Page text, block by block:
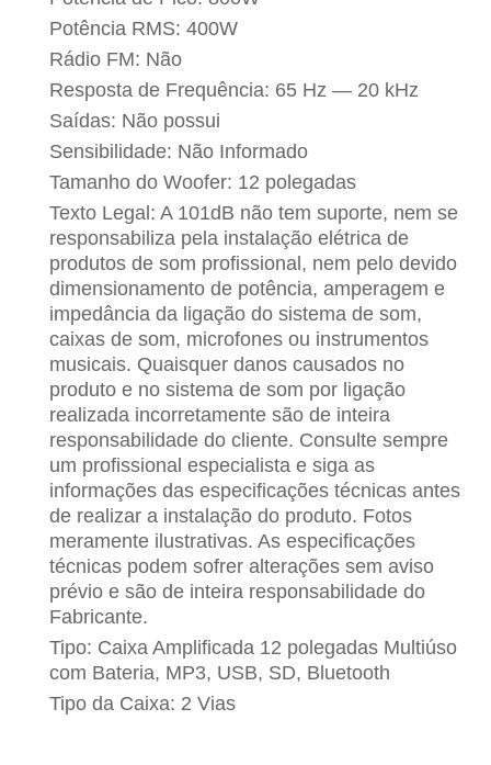
Potência RMS: 400W
Rádio FM: Não
Resposta de Frequência: 65 Hz — 20 kHz
Saídas: Não possui
Sensibilidade: Não Informado
Tamanho do Woofer: 12 polegadas
Texto Legal: A 101dB não tem suporte, nem se
responsabiliza pela instalação elétrica de
produtos de som profissional, nem pelo devido
dimensionamento de potência, amperagem e
impedância da ligação do sistema de som,
caixas de som, microfones ou instrumentos
musicais. Quaisquer danos causados no
produto e no sistema de som por ligação
realizada incorretamente são de inteira
responsabilidade do cliente. Consulte sempre
um profissional especialista e siga as
informações das especificações técnicas antes
de realizar a instalação do produto. Fotos
meramente ilustrativas. As especificações
técnicas podem sofrer alterações sem aviso
prévio e são de inteira responsabilidade do
Fabricante.
Tipo: Caixa Amplificada 12 polegadas Multiúso
com Bateria, MP3, USB, SD, Bluetooth
Tipo da Caixa: 2 Vias